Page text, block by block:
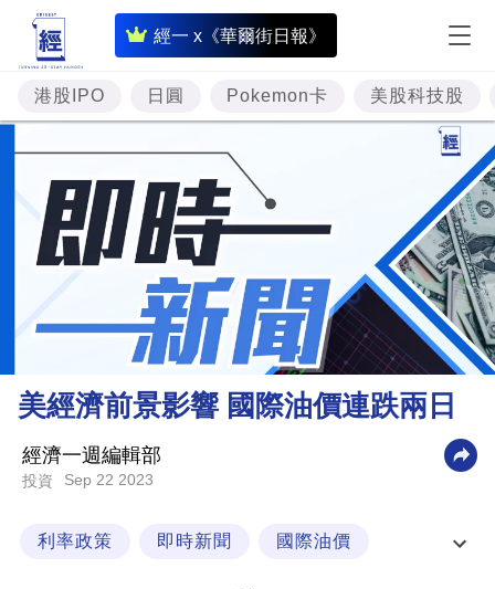
經一 x《華爾街日報》
即
時
財
經
專
題
投
資
樓
市
財
商
業
港股IPO 日圓 Pokemon卡 美股科技股
美經濟前景影響 國際油價連跌兩日
經濟一週編輯部
投資 Sep 22 2023
利率政策 即時新聞 國際油價